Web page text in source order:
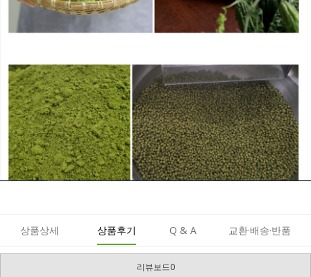
상품상세 상품후기 Q & A 교환·배송·반품
리뷰보드0